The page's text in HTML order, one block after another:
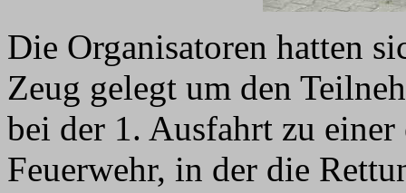
Die Organisatoren hatten
Zeug gelegt um den
bei der 1. Ausfahrt zu
Feuerwehr, in der die